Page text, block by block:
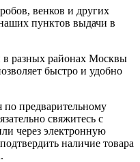
венков и других
пунктов выдачи в
разных районах Москвы
быстро и удобно
по предварительному
свяжитесь с
через электронную
наличие товара